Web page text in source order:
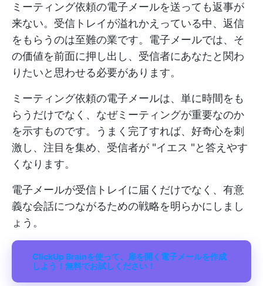
ミーティング依頼の電子メールを送っても返事が
来ない。受信トレイが溢れかえっている中、返信
をもらうのは至難の業です。電子メールでは、そ
の価値を前面に押し出し、受信者にあなたと関わ
りたいと思わせる必要があります。
ミーティング依頼の電子メールは、単に時間をも
らうだけでなく、なぜミーティングが重要なのか
を示すものです。うまく完了すれば、好奇心を刺
激し、注目を集め、受信者が "イエス "と答えやす
くなります。
電子メールが受信トレイに届くだけでなく、有意
義な会話につながるための戦略を明らかにしまし
ょう。
ClickUp Brainを使って、扉を開く電子メールを作成
しよう！無料でお試しください！